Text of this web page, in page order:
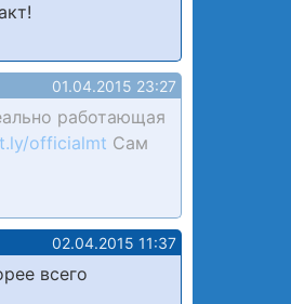
01.04.2015 23:27
работающая
officialmt Сам
02.04.2015 11:37
всего